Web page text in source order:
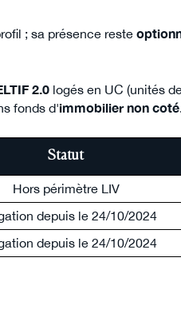
; sa présence reste
2.0 logés en UC (unités
fonds d'immobilier non coté
Statut
Hors périmètre LIV
depuis le 24/10/2024
depuis le 24/10/2024